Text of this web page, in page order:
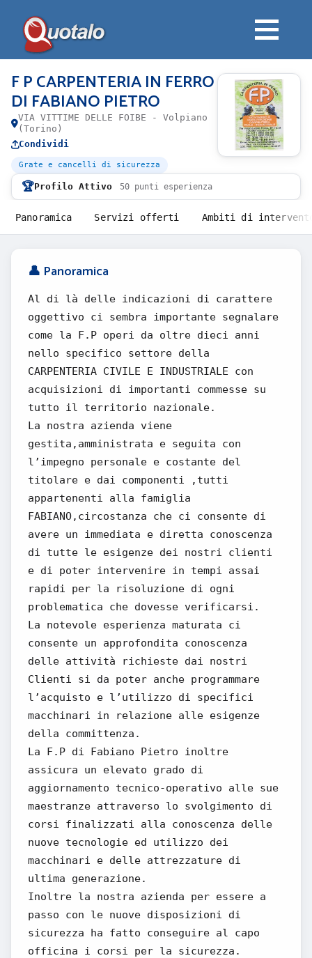
F P CARPENTERIA IN FERRO
DI FABIANO PIETRO
VIA VITTIME DELLE FOIBE - Volpiano
(Torino)
Condividi
Grate e cancelli di sicurezza
🏆Profilo Attivo 50 punti esperienza
Panoramica Servizi offerti Ambiti di
👤 Panoramica
Al di là delle indicazioni di carattere
oggettivo ci sembra importante segnalare
come la F.P operi da oltre dieci anni
nello specifico settore della
CARPENTERIA CIVILE E INDUSTRIALE con
acquisizioni di importanti commesse su
tutto il territorio nazionale.
La nostra azienda viene
gestita,amministrata e seguita con
l’impegno personale e costante del
titolare e dai componenti ,tutti
appartenenti alla famiglia
FABIANO,circostanza che ci consente di
avere un immediata e diretta conoscenza
di tutte le esigenze dei nostri clienti
e di poter intervenire in tempi assai
rapidi per la risoluzione di ogni
problematica che dovesse verificarsi.
La notevole esperienza maturata ci
consente un approfondita conoscenza
delle attività richieste dai nostri
Clienti si da poter anche programmare
l’acquisto e l’utilizzo di specifici
macchinari in relazione alle esigenze
della committenza.
La F.P di Fabiano Pietro inoltre
assicura un elevato grado di
aggiornamento tecnico-operativo alle sue
maestranze attraverso lo svolgimento di
corsi finalizzati alla conoscenza delle
nuove tecnologie ed utilizzo dei
macchinari e delle attrezzature di
ultima generazione.
Inoltre la nostra azienda per essere a
passo con le nuove disposizioni di
sicurezza ha fatto conseguire al capo
officina i corsi per la sicurezza.